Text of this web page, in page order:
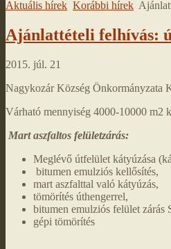
Aktuális hírek Korábbi hírek
Ajánlattételi felhívás:
2015. júl. 21
Nagykozár Község Önkormányzata
Várható mennyiség 4000-10000 m2
Mart aszfaltos felületzárás:
Meglévő útfelület kátyúzása
bitumen emulziós kellősítés,
mart aszfalttal való kátyúzás,
tömörítés úthengerrel,
bitumen emulziós felület zárás
gépi tömörítés